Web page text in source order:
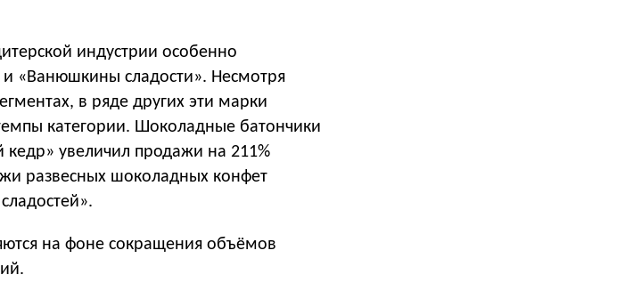
индустрии особенно
«Ванюшкины сладости». Несмотря
в ряде других эти марки
категории. Шоколадные батончики
увеличил продажи на 211%
развесных шоколадных конфет
на фоне сокращения объёмов